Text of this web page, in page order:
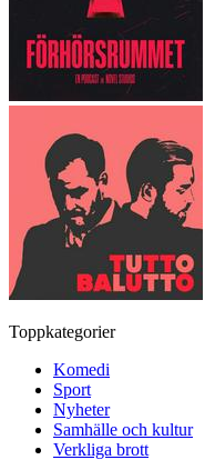
Toppkategorier
Komedi
Sport
Nyheter
Samhälle och kultur
Verkliga brott